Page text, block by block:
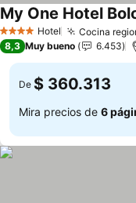
4 EstrellasHotel Cocina
My One Hotel
8,3 Muy bueno 6.453
De $ 360.313
Mira precios de 6